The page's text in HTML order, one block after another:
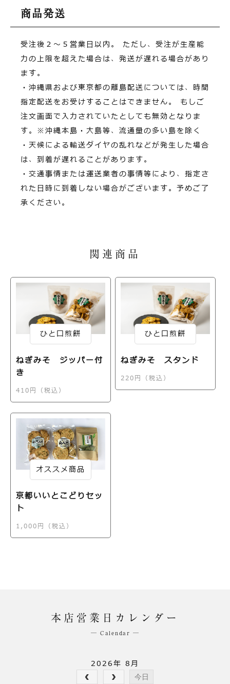
商品発送
受注後２～５営業日以内。
ただし、受注が生産能
力の上限を超えた場合は、発送が遅れる場合があり
ます。
・沖縄県および東京都の離島配送については、時間
指定配送をお受けすることはできません。
もしご
注文画面で入力されていたとしても無効となりま
す。※沖縄本島・大島等、流通量の多い島を除く
・天候による輸送ダイヤの乱れなどが発生した場合
は、到着が遅れることがあります。
・交通事情または運送業者の事情等により、指定さ
れた日時に到着しない場合がございます。予めご了
承ください。
関連商品
ひと口煎餅
ねぎみそ ジッパー付
き
410円（税込）
ひと口煎餅
ねぎみそ スタンド
220円（税込）
オススメ商品
京都いいとこどりセッ
ト
1,000円（税込）
本店営業日カレンダー
─ Calendar ─
2026年 8月
今日